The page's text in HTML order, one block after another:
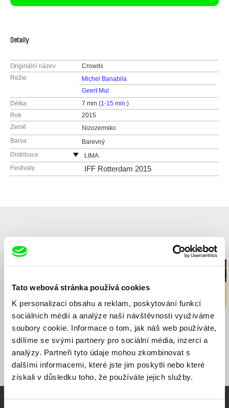
Tato webová stránka používá cookies
K personalizaci obsahu a reklam, poskytování funkcí
sociálních médií a analýze naší návštěvnosti využíváme
soubory cookie. Informace o tom, jak náš web používáte,
sdílíme se svými partnery pro sociální média, inzerci a
analýzy. Partneři tyto údaje mohou zkombinovat s
dalšími informacemi, které jste jim poskytli nebo které
získali v důsledku toho, že používáte jejich služby.
Detaily
Originální název
Crowds
Režie
Michel Banabila
Geert Mul
Délka
7 min (1-15 min.)
Rok
2015
Země
Nizozemsko
Barva
Barevný
Distribuce
LIMA
Arie Biemondstraat 111
Festivaly IFF Rotterdam 2015
Související filmy (20)
Siegfried A. Fruhauf
Night Sweat
Peter Mettler
Eastern Avenue
Peter Mettler
Balifilm